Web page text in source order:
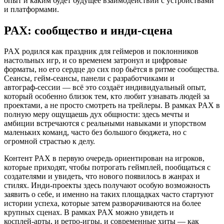
и платформами.
PAX: сообщество и инди‑сцена
PAX родился как праздник для геймеров и поклонников
настольных игр, и со временем затронул и цифровые
форматы, но его сердце до сих пор бьётся в ритме сообщества.
Сеансы, гейм‑сеансы, панели с разработчиками и
автограф‑сессии — всё это создаёт индивидуальный опыт,
который особенно близок тем, кто любит узнавать людей за
проектами, а не просто смотреть на трейлеры. В рамках PAX в
полную меру ощущаешь дух общности: здесь мечты и
амбиции встречаются с реальными навыками и упорством
маленьких команд, часто без большого бюджета, но с
огромной страстью к делу.
Контент PAX в первую очередь ориентирован на игроков,
которые приходят, чтобы потрогать геймплей, пообщаться с
создателями и увидеть, что нового появилось в жанрах и
стилях. Инди‑проекты здесь получают особую возможность
заявить о себе, и именно на таких площадках часто стартуют
истории успеха, которые затем разворачиваются на более
крупных сценах. В рамках PAX можно увидеть и
косплей‑арты, и ретро‑игры, и современные хиты — как